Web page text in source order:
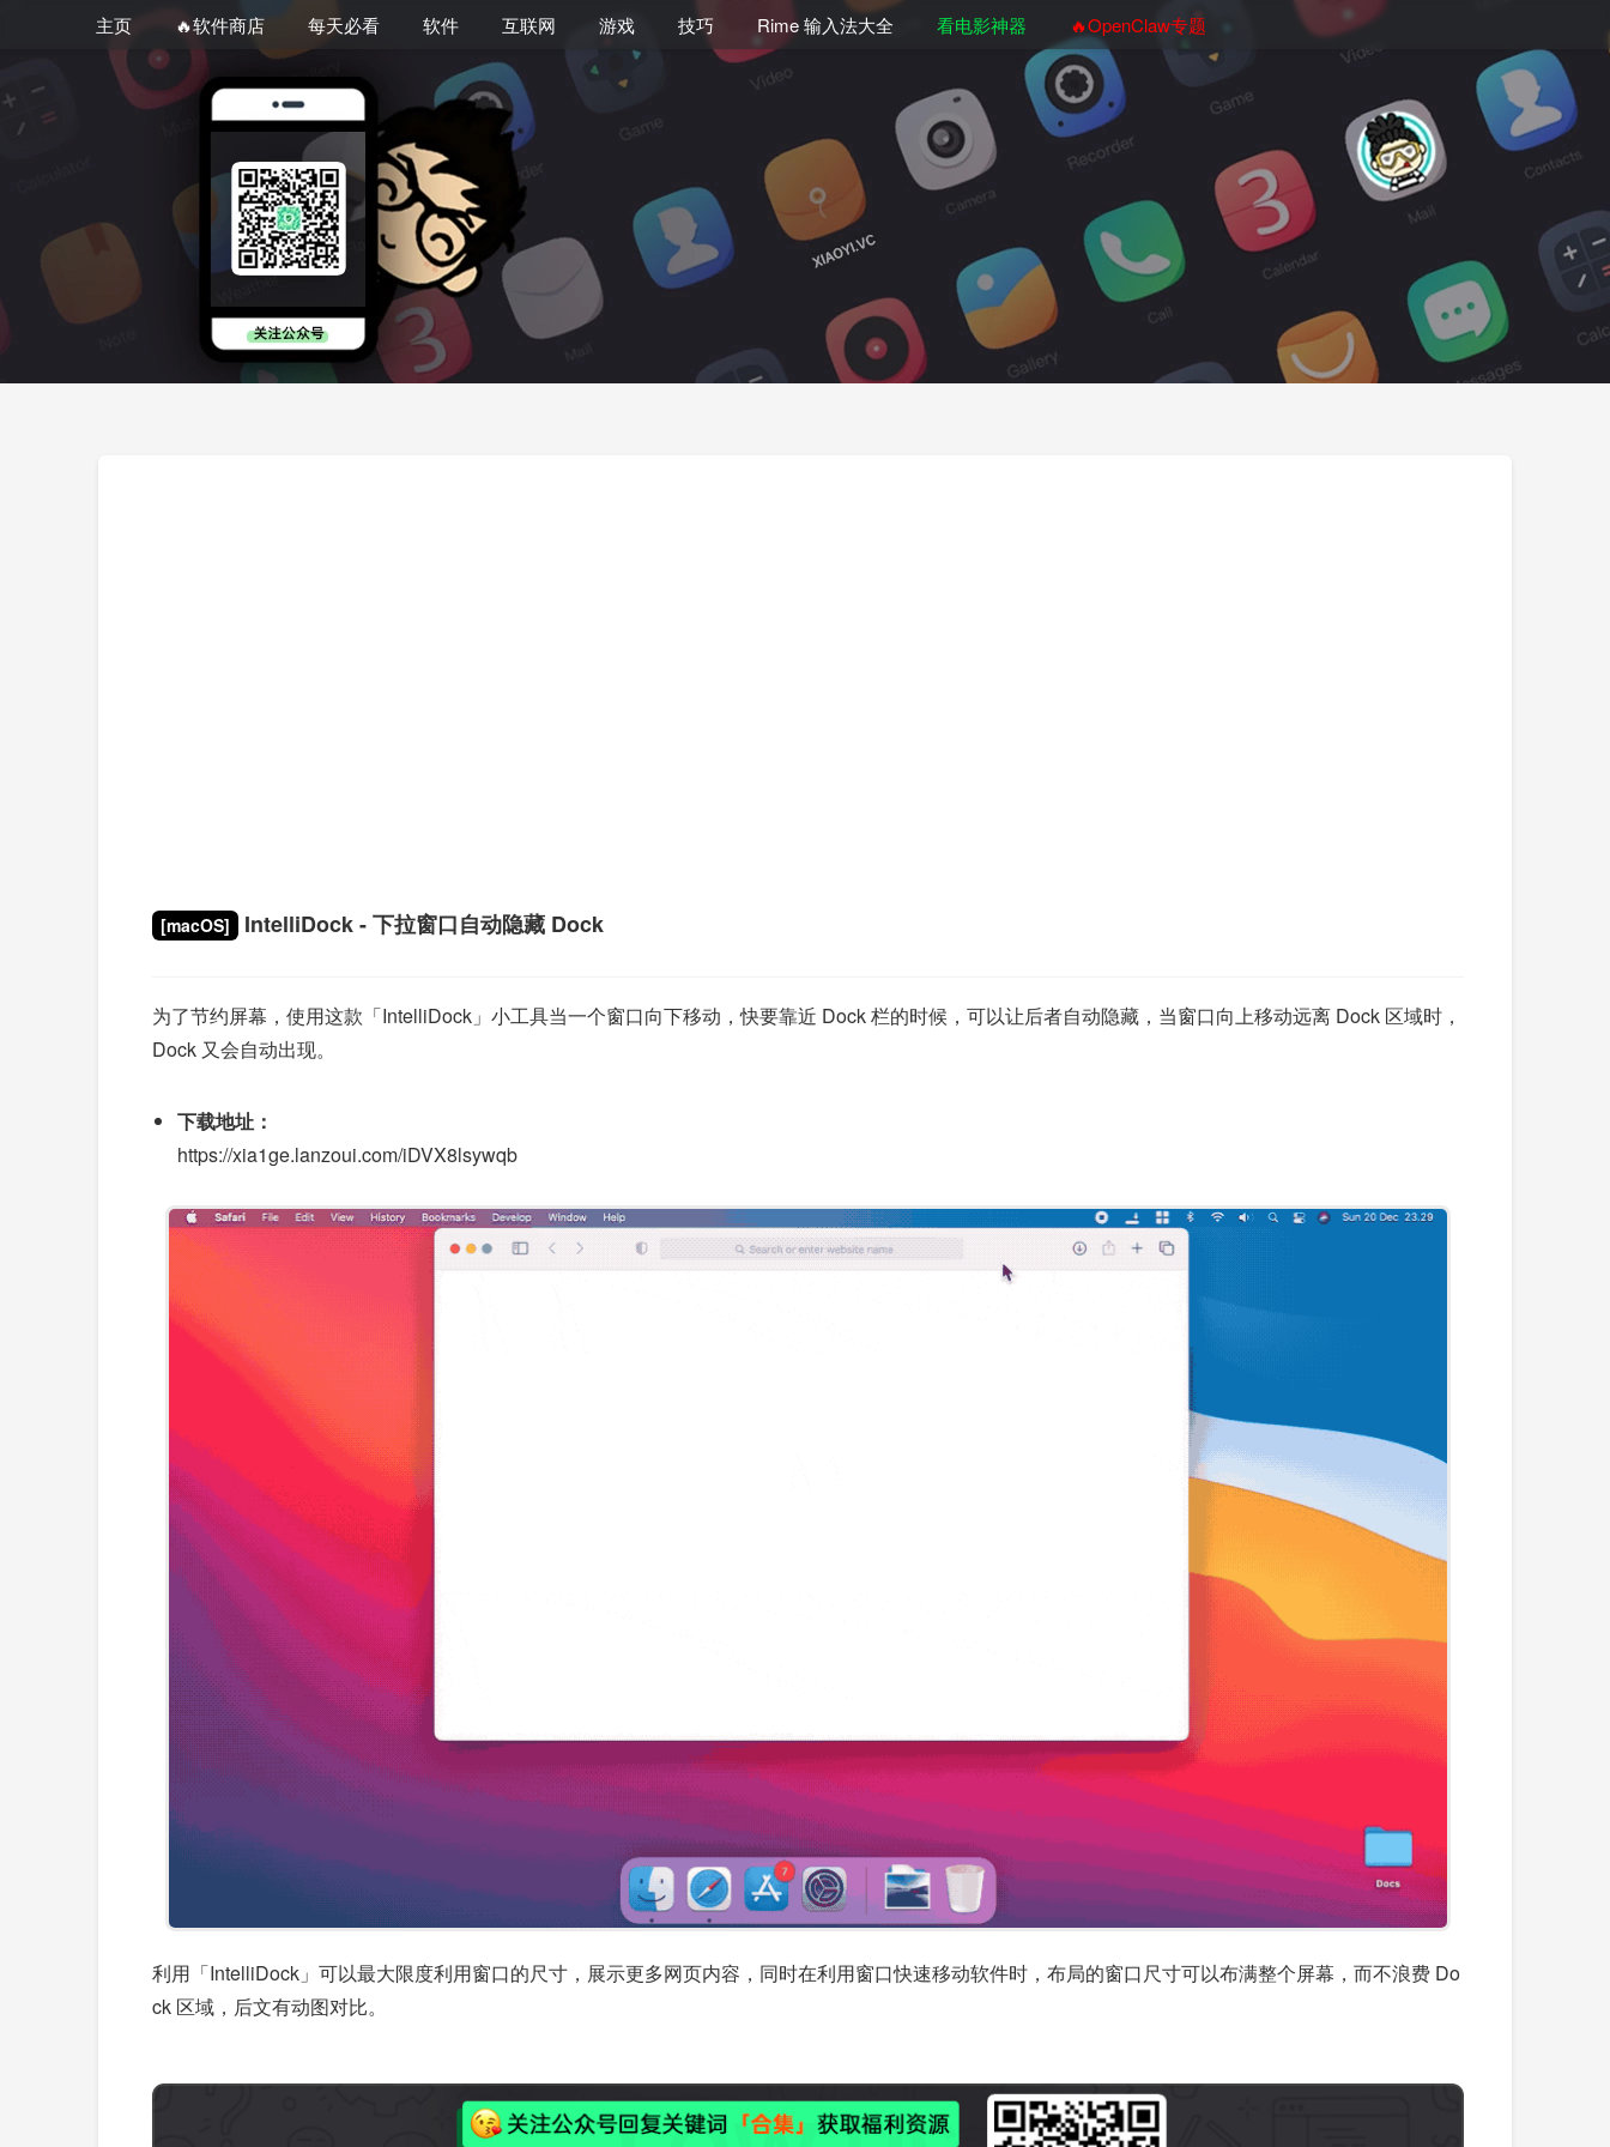
主页 🔥软件商店 每天必看 软件 互联网 游戏 技巧 Rime 输入法大全 看电影神器 🔥OpenClaw专题
[macOS] IntelliDock - 下拉窗口自动隐藏 Dock
为了节约屏幕，使用这款「IntelliDock」小工具当一个窗口向下移动，快要靠近 Dock 栏的时候，可以让后者自动隐藏，当窗口向上移动远离 Dock 区域时，
Dock 又会自动出现。
下载地址：
https://xia1ge.lanzoui.com/iDVX8lsywqb
利用「IntelliDock」可以最大限度利用窗口的尺寸，展示更多网页内容，同时在利用窗口快速移动软件时，布局的窗口尺寸可以布满整个屏幕，而不浪费 Do
ck 区域，后文有动图对比。